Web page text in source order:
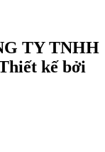
TY TNHH
kế bởi